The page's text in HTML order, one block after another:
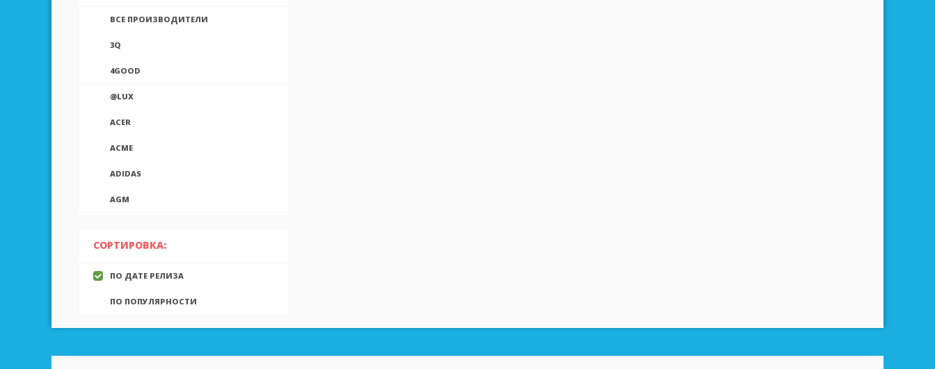
ВСЕ ПРОИЗВОДИТЕЛИ
3Q
4GOOD
@LUX
ACER
ACME
ADIDAS
AGM
AIGO
AINOL
AIRON
ALCATEL
ALLVIEW
СОРТИРОВКА:
ПО ДАТЕ РЕЛИЗА
ПО ПОПУЛЯРНОСТИ